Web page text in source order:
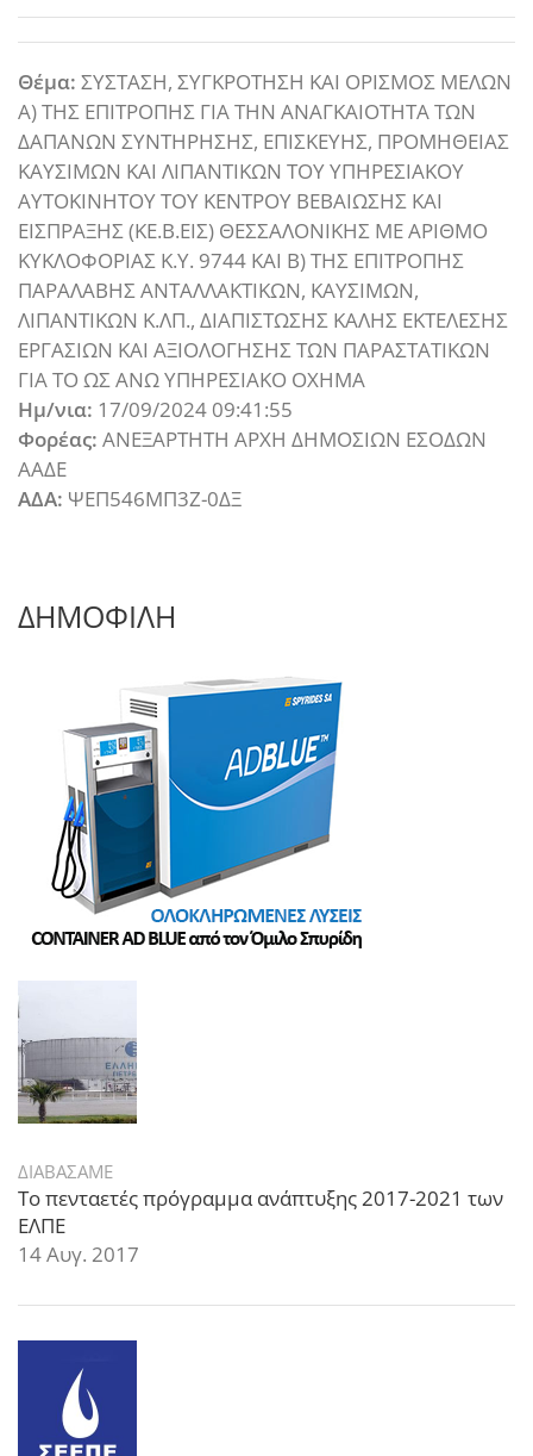
Θέμα: ΣΥΣΤΑΣΗ, ΣΥΓΚΡΟΤΗΣΗ ΚΑΙ ΟΡΙΣΜΟΣ ΜΕΛΩΝ
Α) ΤΗΣ ΕΠΙΤΡΟΠΗΣ ΓΙΑ ΤΗΝ ΑΝΑΓΚΑΙΟΤΗΤΑ ΤΩΝ
ΔΑΠΑΝΩΝ ΣΥΝΤΗΡΗΣΗΣ, ΕΠΙΣΚΕΥΗΣ, ΠΡΟΜΗΘΕΙΑΣ
ΚΑΥΣΙΜΩΝ ΚΑΙ ΛΙΠΑΝΤΙΚΩΝ ΤΟΥ ΥΠΗΡΕΣΙΑΚΟΥ
ΑΥΤΟΚΙΝΗΤΟΥ ΤΟΥ ΚΕΝΤΡΟΥ ΒΕΒΑΙΩΣΗΣ ΚΑΙ
ΕΙΣΠΡΑΞΗΣ (ΚΕ.Β.ΕΙΣ) ΘΕΣΣΑΛΟΝΙΚΗΣ ΜΕ ΑΡΙΘΜΟ
ΚΥΚΛΟΦΟΡΙΑΣ Κ.Υ. 9744 ΚΑΙ Β) ΤΗΣ ΕΠΙΤΡΟΠΗΣ
ΠΑΡΑΛΑΒΗΣ ΑΝΤΑΛΛΑΚΤΙΚΩΝ, ΚΑΥΣΙΜΩΝ,
ΛΙΠΑΝΤΙΚΩΝ Κ.ΛΠ., ΔΙΑΠΙΣΤΩΣΗΣ ΚΑΛΗΣ ΕΚΤΕΛΕΣΗΣ
ΕΡΓΑΣΙΩΝ ΚΑΙ ΑΞΙΟΛΟΓΗΣΗΣ ΤΩΝ ΠΑΡΑΣΤΑΤΙΚΩΝ
ΓΙΑ ΤΟ ΩΣ ΑΝΩ ΥΠΗΡΕΣΙΑΚΟ ΟΧΗΜΑ
Ημ/νια: 17/09/2024 09:41:55
Φορέας: ΑΝΕΞΑΡΤΗΤΗ ΑΡΧΗ ΔΗΜΟΣΙΩΝ ΕΣΟΔΩΝ
ΑΑΔΕ
ΑΔΑ: ΨΕΠ546ΜΠ3Ζ-0ΔΞ
ΔΗΜΟΦΙΛΗ
ΔΙΑΒΑΣΑΜΕ
Το πενταετές πρόγραμμα ανάπτυξης 2017-2021 των
ΕΛΠΕ
14 Αυγ. 2017